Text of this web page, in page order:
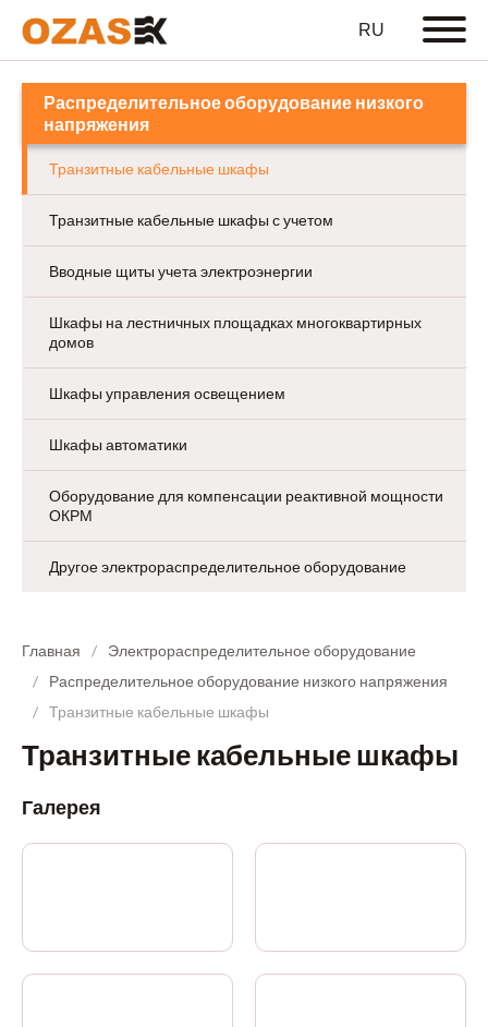
Распределительное оборудование низкого
напряжения
Транзитные кабельные шкафы
Транзитные кабельные шкафы с учетом
Вводные щиты учета электроэнергии
Шкафы на лестничных площадках многоквартирных
домов
Шкафы управления освещением
Шкафы автоматики
Оборудование для компенсации реактивной мощности
ОКРМ
Другое электрораспределительное оборудование
Главная
Электрораспределительное оборудование
Распределительное оборудование низкого напряжения
Транзитные кабельные шкафы
Транзитные кабельные шкафы
Галерея